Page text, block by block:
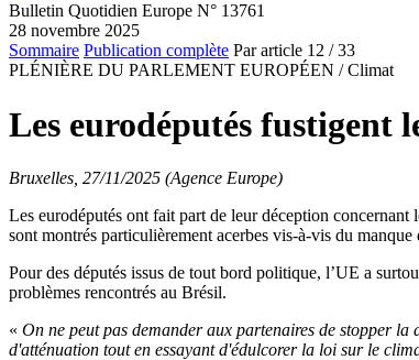
Bulletin Quotidien Europe N° 13761
28 novembre 2025
Sommaire Publication complète Par article 12 / 33
PLÉNIÈRE DU PARLEMENT EUROPÉEN / Climat
Les eurodéputés fustigent
Bruxelles, 27/11/2025 (Agence Europe)
Les eurodéputés ont fait part de leur déception
sont montrés particulièrement acerbes vis-à-vis du manque
Pour des députés issus de tout bord politique, l’UE a
problèmes rencontrés au Brésil.
« On ne peut pas demander aux partenaires de stopper
d'atténuation tout en essayant d'édulcorer la loi sur le